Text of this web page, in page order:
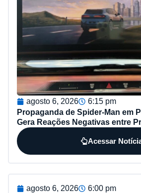
agosto 6, 2026
6:15 pm
Propaganda de Spider-Man em
Gera Reações Negativas entre
Acessar
agosto 6, 2026
6:00 pm